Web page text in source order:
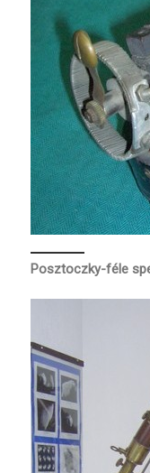
Posztoczky-féle